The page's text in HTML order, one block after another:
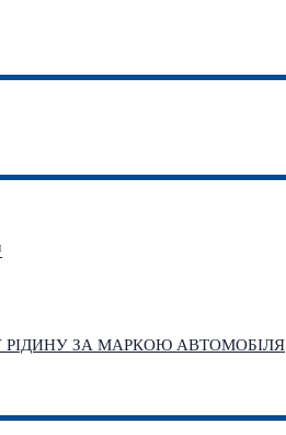
РІДИНУ ЗА МАРКОЮ АВТОМОБІЛЯ